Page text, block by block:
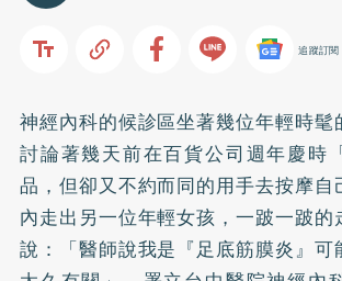
追蹤訂閱
神經內科的候診區坐著幾位年輕時髦
討論著幾天前在百貨公司週年慶時
品，但卻又不約而同的用手去按摩自
內走出另一位年輕女孩，一跛一跛
說：「醫師說我是『足底筋膜炎』可